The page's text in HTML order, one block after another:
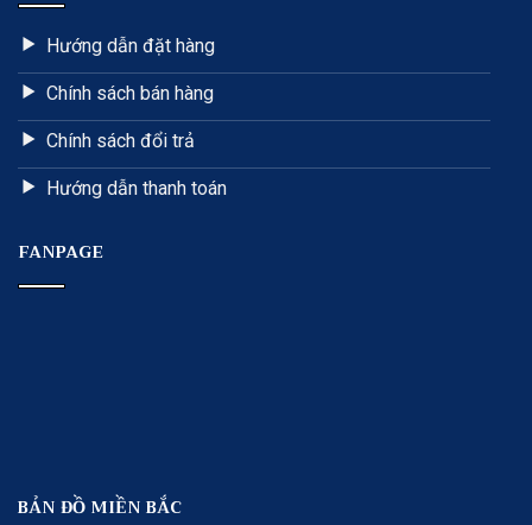
Hướng dẫn đặt hàng
Chính sách bán hàng
Chính sách đổi trả
Hướng dẫn thanh toán
FANPAGE
BẢN ĐỒ MIỀN BẮC